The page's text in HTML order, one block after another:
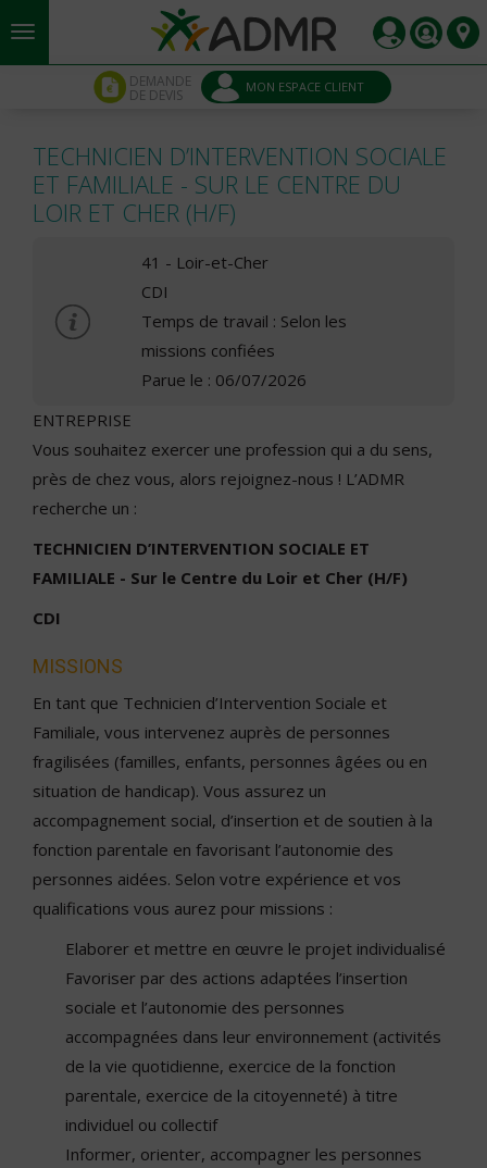
Aller au contenu principal
DEMANDE
DE DEVIS MON ESPACE CLIENT
TECHNICIEN D’INTERVENTION SOCIALE
ET FAMILIALE - SUR LE CENTRE DU
LOIR ET CHER (H/F)
41 - Loir-et-Cher
CDI
Temps de travail : Selon les
missions confiées
Parue le : 06/07/2026
ENTREPRISE
Vous souhaitez exercer une profession qui a du sens,
près de chez vous, alors rejoignez-nous ! L’ADMR
recherche un :
TECHNICIEN D’INTERVENTION SOCIALE ET
FAMILIALE - Sur le Centre du Loir et Cher (H/F)
CDI
MISSIONS
En tant que Technicien d’Intervention Sociale et
Familiale, vous intervenez auprès de personnes
fragilisées (familles, enfants, personnes âgées ou en
situation de handicap). Vous assurez un
accompagnement social, d’insertion et de soutien à la
fonction parentale en favorisant l’autonomie des
personnes aidées. Selon votre expérience et vos
qualifications vous aurez pour missions :
Elaborer et mettre en œuvre le projet individualisé
Favoriser par des actions adaptées l’insertion
sociale et l’autonomie des personnes
accompagnées dans leur environnement (activités
de la vie quotidienne, exercice de la fonction
parentale, exercice de la citoyenneté) à titre
individuel ou collectif
Informer, orienter, accompagner les personnes
Panneau de gestion des cookies